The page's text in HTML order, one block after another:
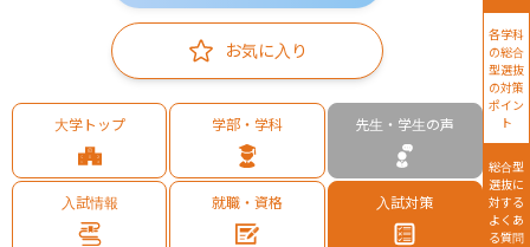
お気に入り
大学トップ 学部・学科 先生・学生の声
入試情報 就職・資格 入試対策
各学科
の総合
型選抜
の対策
ポイン
ト
総合型
選抜に
対する
よくあ
る質問